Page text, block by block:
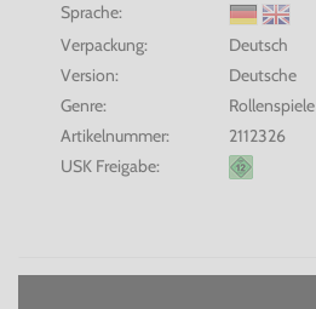
Sprache:
Verpackung:
Deutsch
Version:
Deutsche
Genre:
Rollenspiele
Artikelnummer:
2112326
USK Freigabe: